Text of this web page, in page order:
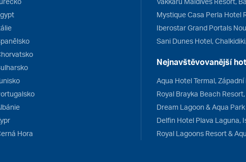
Hora
Mystique Casa Perla Hotel
Sani Dunes Hotel,
Nejnavštěvovanější
Aqua Hotel Termal,
Royal Brayka Beach
Delfin Hotel Plava Laguna,
Royal Lagoons Resort &